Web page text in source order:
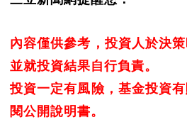
內容僅供參考，投資人於決
並就投資結果自行負責。
投資一定有風險，基金投資
閱公開說明書。